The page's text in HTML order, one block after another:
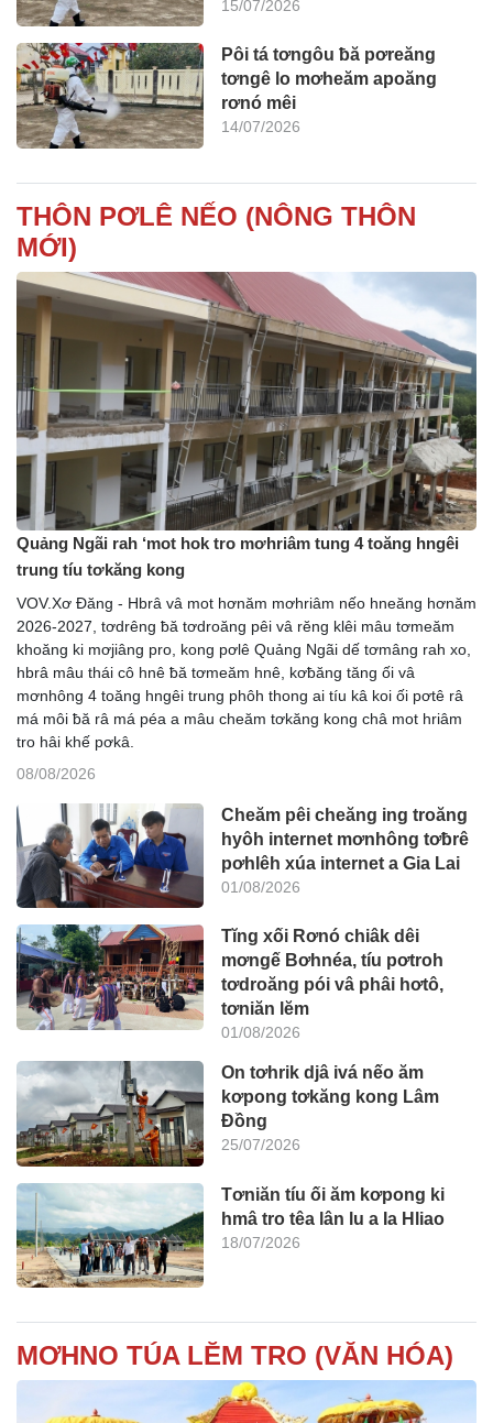
15/07/2026
Pôi tá tơngôu ƀă pơreăng
tơngê lo mơheăm apoăng
rơnó mêi
14/07/2026
THÔN PƠLÊ NẾO (NÔNG THÔN
MỚI)
Quảng Ngãi rah ‘mot hok tro mơhriâm tung 4 toăng hngêi
trung tíu tơkăng kong
VOV.Xơ Đăng - Hbrâ vâ mot hơnăm mơhriâm nếo hneăng hơnăm
2026-2027, tơdrêng ƀă tơdroăng pêi vâ rĕng klêi mâu tơmeăm
khoăng ki mơjiâng pro, kong pơlê Quảng Ngãi dế tơmâng rah xo,
hbrâ mâu thái cô hnê ƀă tơmeăm hnê, kơƀăng tăng ối vâ
mơnhông 4 toăng hngêi trung phôh thong ai tíu kâ koi ối pơtê râ
má môi ƀă râ má péa a mâu cheăm tơkăng kong châ mot hriâm
tro hâi khế pơkâ.
08/08/2026
Cheăm pêi cheăng ing troăng
hyôh internet mơnhông tơƀrê
pơhlêh xúa internet a Gia Lai
01/08/2026
Tĭng xối Rơnó chiâk dêi
mơngế Bơhnéa, tíu pơtroh
tơdroăng pói vâ phâi hơtô,
tơniăn lĕm
01/08/2026
On tơhrik djâ ivá nếo ăm
kơpong tơkăng kong Lâm
Đồng
25/07/2026
Tơniăn tíu ối ăm kơpong ki
hmâ tro têa lân lu a Ia Hliao
18/07/2026
MƠHNO TÚA LĔM TRO (VĂN HÓA)